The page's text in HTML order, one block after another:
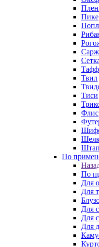
Пике
Твил
Тиси
Флис
По
По
Для
Для
Для
Для
Для